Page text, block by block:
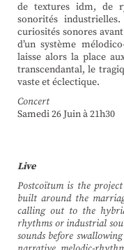
de textures idm, de
sonorités
curiosités sonores
d’un système
laisse alors la place
transcendantal, le
vaste et éclectique.
Concert
Samedi 26 Juin à 21h30
Live
Postcoïtum is the
built around the
calling out to the
rhythms or industrial
sounds before